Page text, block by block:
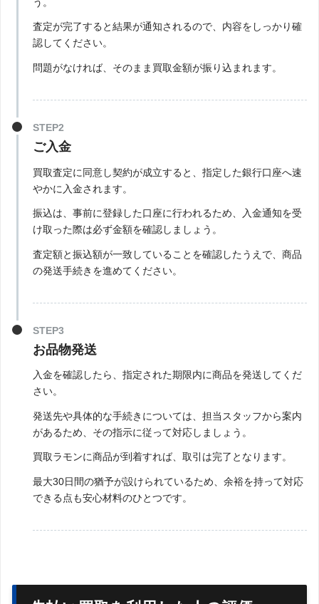
査定が完了すると結果が通知されるので、内容をしっかり確
認してください。
問題がなければ、そのまま買取金額が振り込まれます。
STEP2
ご入金
買取査定に同意し契約が成立すると、指定した銀行口座へ速
やかに入金されます。
振込は、事前に登録した口座に行われるため、入金通知を受
け取った際は必ず金額を確認しましょう。
査定額と振込額が一致していることを確認したうえで、商品
の発送手続きを進めてください。
STEP3
お品物発送
入金を確認したら、指定された期限内に商品を発送してくだ
さい。
発送先や具体的な手続きについては、担当スタッフから案内
があるため、その指示に従って対応しましょう。
買取ラモンに商品が到着すれば、取引は完了となります。
最大30日間の猶予が設けられているため、余裕を持って対応
できる点も安心材料のひとつです。